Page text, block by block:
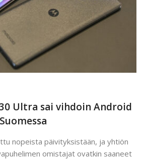
Ultra sai vihdoin Android
nopeista päivityksistään, ja yhtiön
omistajat ovatkin saaneet